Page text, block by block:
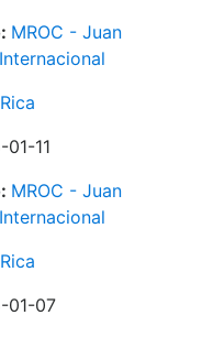
MROC - Juan
01-11
MROC - Juan
01-07